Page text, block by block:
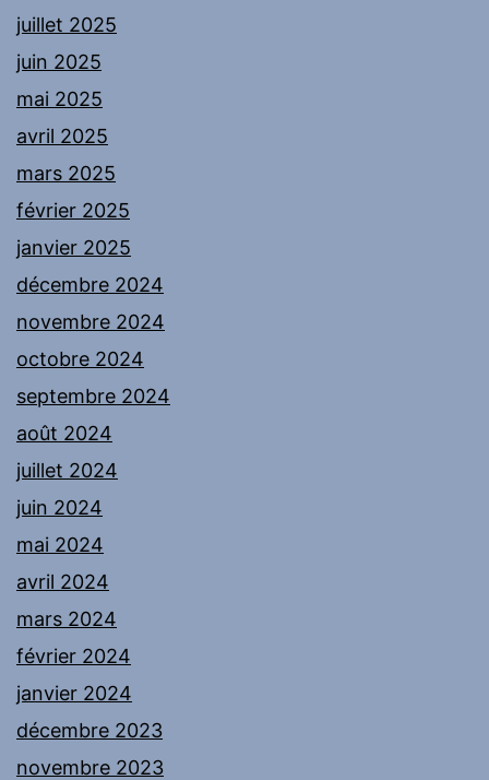
juillet 2025
juin 2025
mai 2025
avril 2025
mars 2025
février 2025
janvier 2025
décembre 2024
novembre 2024
octobre 2024
septembre 2024
août 2024
juillet 2024
juin 2024
mai 2024
avril 2024
mars 2024
février 2024
janvier 2024
décembre 2023
novembre 2023